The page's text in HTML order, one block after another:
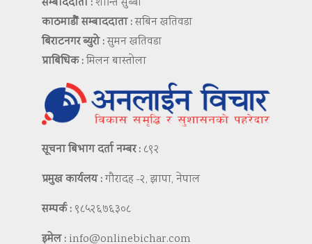
काठमाडौं सम्बाददाता :सबिन खतिवडा
बिराटनगर ब्युरो :सुमन खतिवडा
प्राबिधिक :मिलन बास्तोला
सूचना बिभाग दर्ता नम्बर : ८९२
प्रमुख कार्यलय :गौरादह -२, झापा, नेपाल
सम्पर्क : ९८५२६७६३०८
इमेल : info@onlinebichar.com